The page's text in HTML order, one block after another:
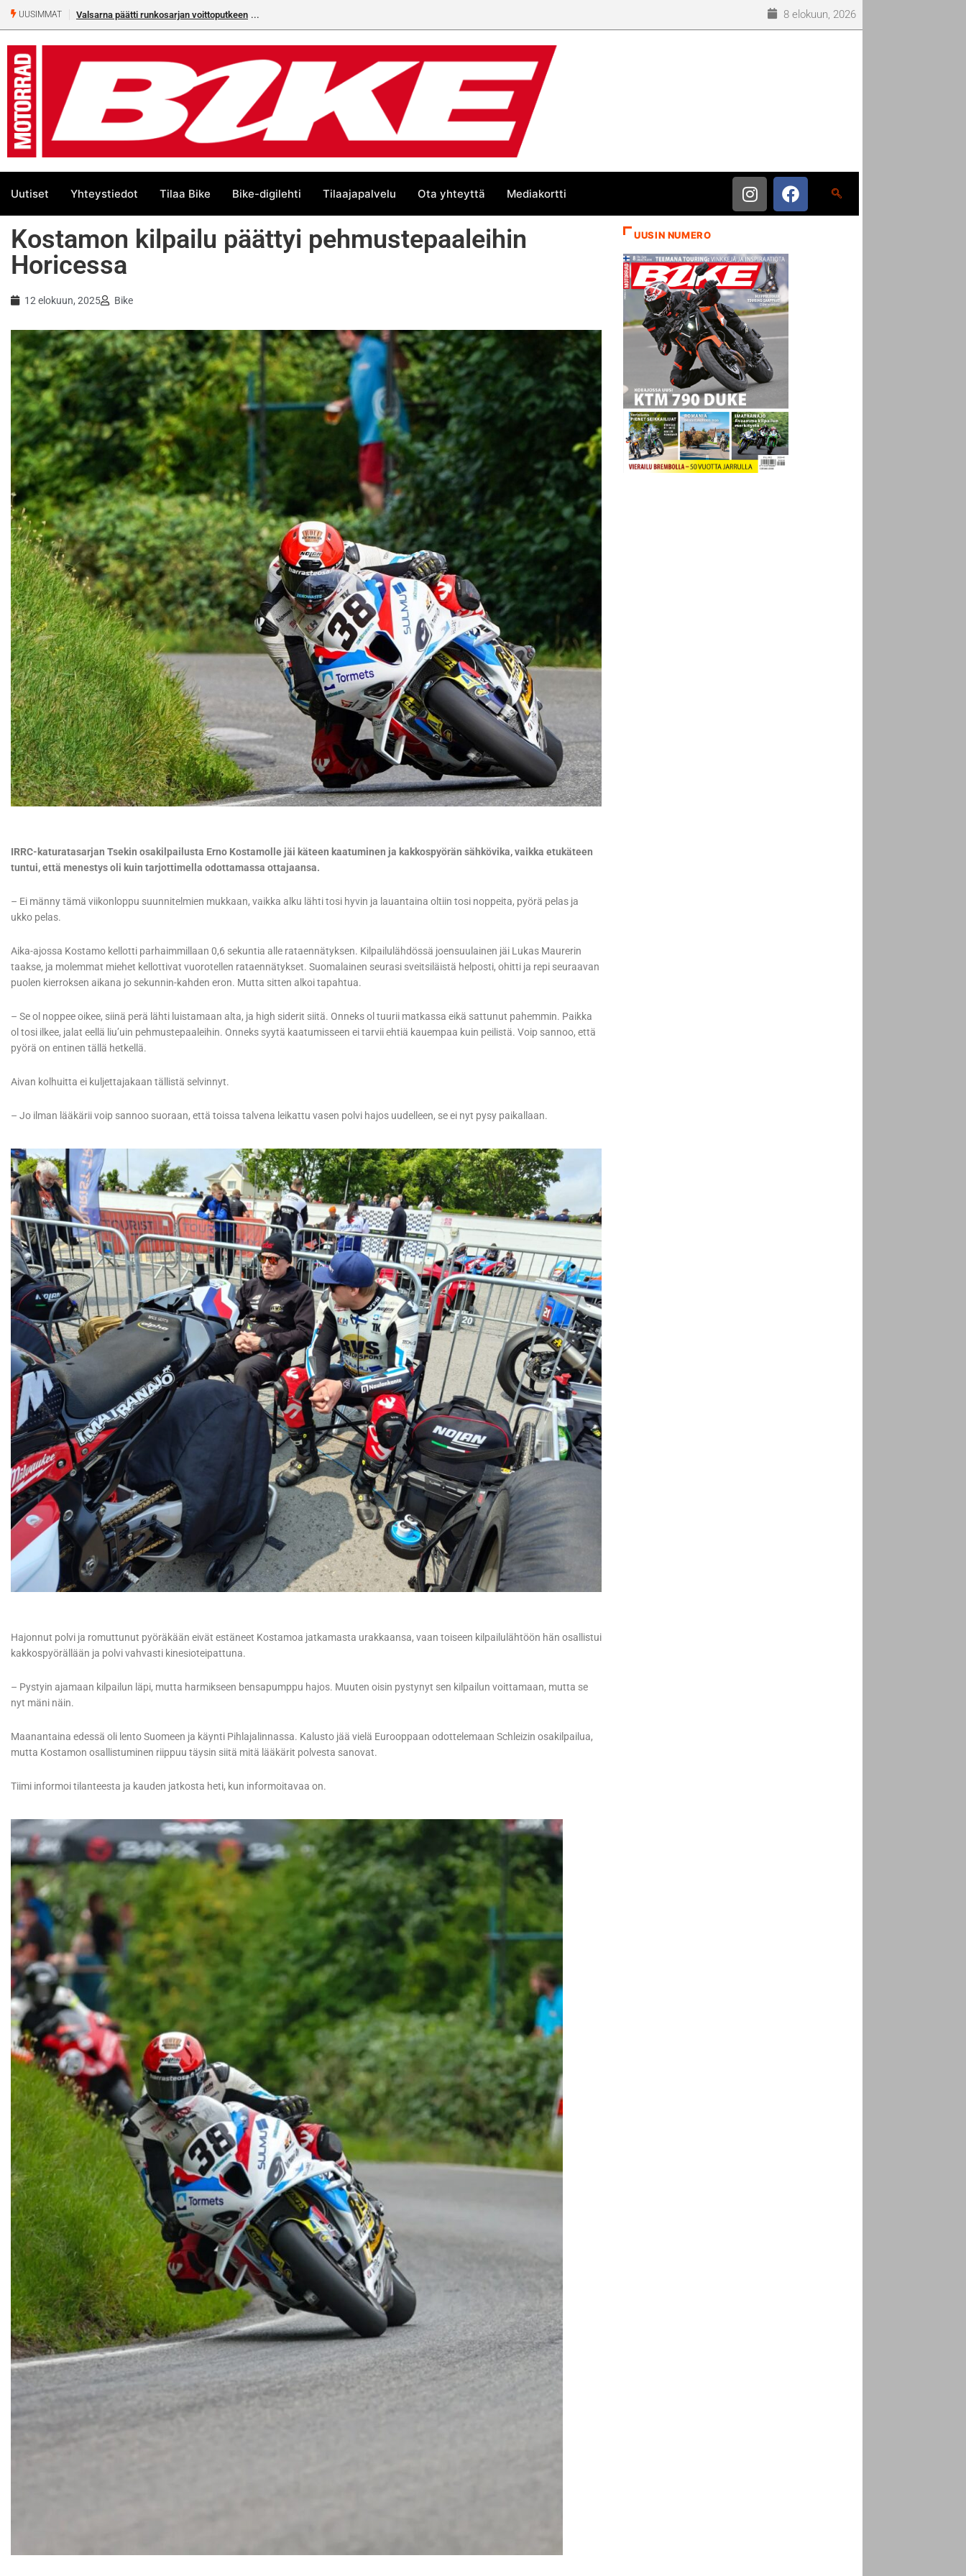
UUSIMMAT Älä missaa tämän kesän suurta Bike-numeroa! 8 elokuun, 2026
Uutiset Yhteystiedot Tilaa Bike Bike-digilehti Tilaajapalvelu Ota yhteyttä Mediakortti
Kostamon kilpailu päättyi pehmustepaaleihin
Horicessa
12 elokuun, 2025 Bike
IRRC-katuratasarjan Tsekin osakilpailusta Erno Kostamolle jäi käteen kaatuminen ja kakkospyörän sähkövika, vaikka etukäteen
tuntui, että menestys oli kuin tarjottimella odottamassa ottajaansa.
– Ei männy tämä viikonloppu suunnitelmien mukkaan, vaikka alku lähti tosi hyvin ja lauantaina oltiin tosi noppeita, pyörä pelas ja
ukko pelas.
Aika-ajossa Kostamo kellotti parhaimmillaan 0,6 sekuntia alle rataennätyksen. Kilpailulähdössä joensuulainen jäi Lukas Maurerin
taakse, ja molemmat miehet kellottivat vuorotellen rataennätykset. Suomalainen seurasi sveitsiläistä helposti, ohitti ja repi seuraavan
puolen kierroksen aikana jo sekunnin-kahden eron. Mutta sitten alkoi tapahtua.
– Se ol noppee oikee, siinä perä lähti luistamaan alta, ja high siderit siitä. Onneks ol tuurii matkassa eikä sattunut pahemmin. Paikka
ol tosi ilkee, jalat eellä liu’uin pehmustepaaleihin. Onneks syytä kaatumisseen ei tarvii ehtiä kauempaa kuin peilistä. Voip sannoo, että
pyörä on entinen tällä hetkellä.
Aivan kolhuitta ei kuljettajakaan tällistä selvinnyt.
– Jo ilman lääkärii voip sannoo suoraan, että toissa talvena leikattu vasen polvi hajos uudelleen, se ei nyt pysy paikallaan.
Hajonnut polvi ja romuttunut pyöräkään eivät estäneet Kostamoa jatkamasta urakkaansa, vaan toiseen kilpailulähtöön hän osallistui
kakkospyörällään ja polvi vahvasti kinesioteipattuna.
– Pystyin ajamaan kilpailun läpi, mutta harmikseen bensapumppu hajos. Muuten oisin pystynyt sen kilpailun voittamaan, mutta se
nyt mäni näin.
Maanantaina edessä oli lento Suomeen ja käynti Pihlajalinnassa. Kalusto jää vielä Eurooppaan odottelemaan Schleizin osakilpailua,
mutta Kostamon osallistuminen riippuu täysin siitä mitä lääkärit polvesta sanovat.
Tiimi informoi tilanteesta ja kauden jatkosta heti, kun informoitavaa on.
UUSIN NUMERO